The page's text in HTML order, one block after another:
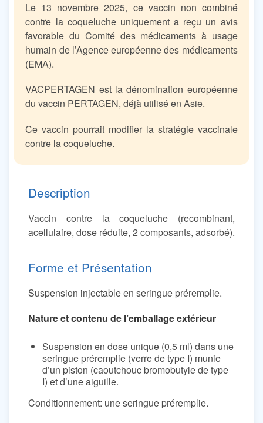
Le 13 novembre 2025, ce vaccin non combiné
contre la coqueluche uniquement a reçu un avis
favorable du Comité des médicaments à usage
humain de l’Agence européenne des médicaments
(EMA).
VACPERTAGEN est la dénomination européenne
du vaccin PERTAGEN, déjà utilisé en Asie.
Ce vaccin pourrait modifier la stratégie vaccinale
contre la coqueluche.
Description
Vaccin contre la coqueluche (recombinant,
acellulaire, dose réduite, 2 composants, adsorbé).
Forme et Présentation
Suspension injectable en seringue préremplie.
Nature et contenu de l’emballage extérieur
Suspension en dose unique (0,5 ml) dans une
seringue préremplie (verre de type I) munie
d’un piston (caoutchouc bromobutyle de type
I) et d’une aiguille.
Conditionnement: une seringue préremplie.